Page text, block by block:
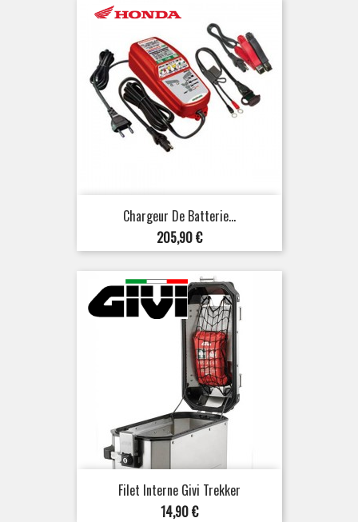
Chargeur De Batterie...
Prix
205,90 €
Filet Interne Givi Trekker
Prix
14,90 €